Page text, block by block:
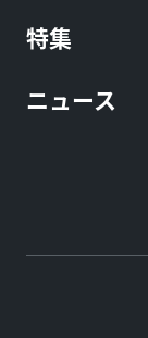
特集
ニュース